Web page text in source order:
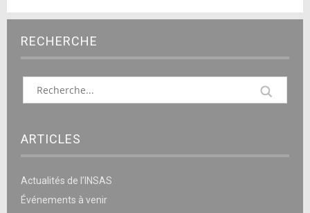
RECHERCHE
ARTICLES
Actualités de l’INSAS
Événements à venir